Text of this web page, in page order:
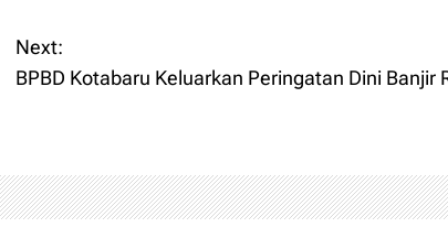
Next:
BPBD Kotabaru Keluarkan Peringatan Dini Banjir